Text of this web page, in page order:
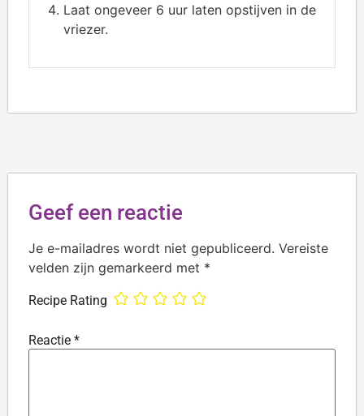
Laat ongeveer 6 uur laten opstijven in de
vriezer.
Geef een reactie
Je e-mailadres wordt niet gepubliceerd. Vereiste
velden zijn gemarkeerd met *
Recipe Rating
Reactie *